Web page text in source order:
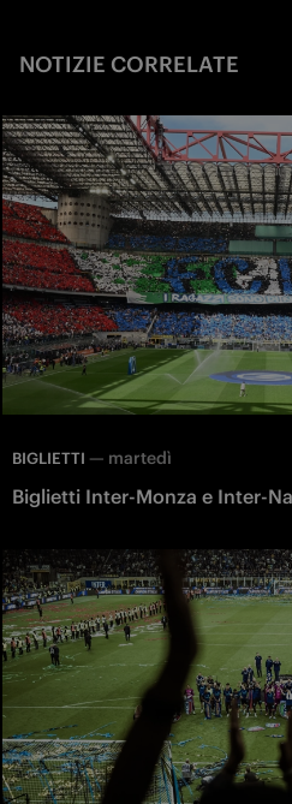
NOTIZIE CORRELATE
BIGLIETTI — martedì
Biglietti Inter-Monza e Inter-